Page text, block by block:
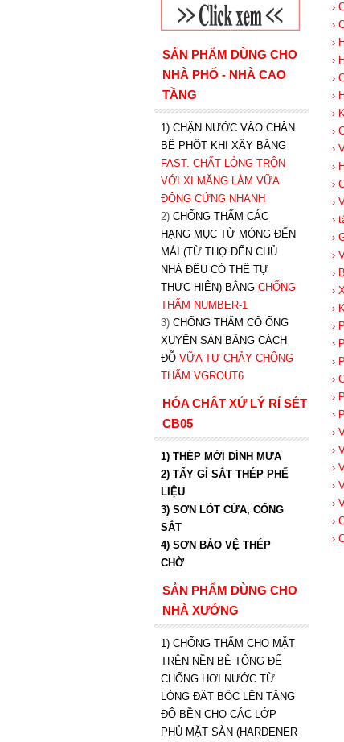
›
›
›
›
›
›
›
›
›
›
›
›
›
›
›
›
›
›
›
›
›
›
›
›
›
›
›
›
›
›
›
SẢN PHẨM DÙNG CHO
NHÀ PHỐ - NHÀ CAO
TẦNG
1) CHẶN NƯỚC VÀO CHÂN
BỂ PHỐT KHI XÂY BẰNG
FAST. CHẤT LỎNG TRỘN
VỚI XI MĂNG LÀM VỮA
ĐÔNG CỨNG NHANH
2) CHỐNG THẤM CÁC
HẠNG MỤC TỪ MÓNG ĐẾN
MÁI (TỪ THỢ ĐẾN CHỦ
NHÀ ĐỀU CÓ THỂ TỰ
THỰC HIỆN) BẰNG CHỐNG
THẤM NUMBER-1
3) CHỐNG THẤM CỔ ỐNG
XUYÊN SÀN BẰNG CÁCH
ĐỖ VỮA TỰ CHẢY CHỐNG
THẤM VGROUT6
HÓA CHẤT XỬ LÝ RỈ SÉT
CB05
1) THÉP MỚI DÍNH MƯA
2) TẨY GỈ SẮT THÉP PHẾ
LIỆU
3) SƠN LÓT CỬA, CỔNG
SẮT
4) SƠN BẢO VỆ THÉP
CHỜ
SẢN PHẨM DÙNG CHO
NHÀ XƯỞNG
1) CHỐNG THẤM CHO MẶT
TRÊN NỀN BÊ TÔNG ĐỂ
CHỐNG HƠI NƯỚC TỪ
LÒNG ĐẤT BỐC LÊN TĂNG
ĐỘ BỀN CHO CÁC LỚP
PHỦ MẶT SÀN (HARDENER